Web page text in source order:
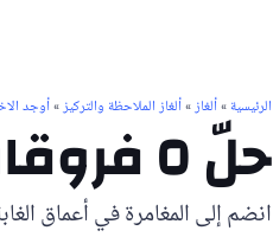
الرئيسية»ألغاز»ألغاز الملاحظة والتركيز»أوجد
حلّ ٥ فروقات بقلب الغابة | لغز #12
انضم إلى المغامرة في أعماق